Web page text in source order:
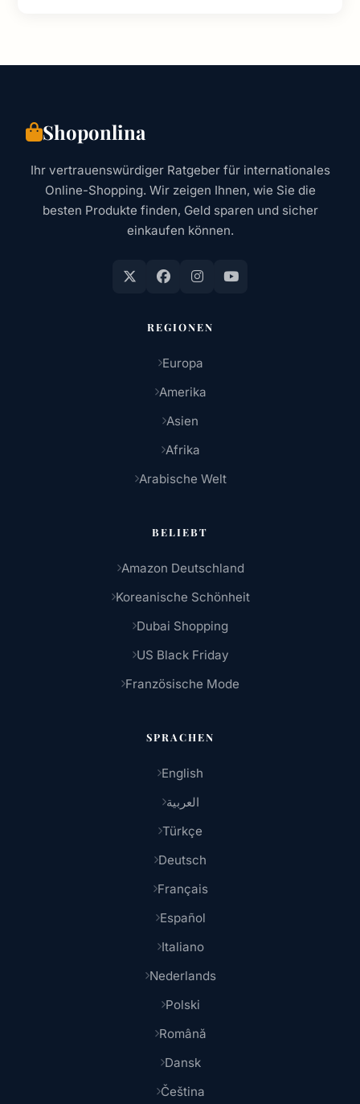
Shoponlina
Ihr vertrauenswürdiger Ratgeber für internationales
Online-Shopping. Wir zeigen Ihnen, wie Sie die
besten Produkte finden, Geld sparen und sicher
einkaufen können.
REGIONEN
Europa
Amerika
Asien
Afrika
Arabische Welt
BELIEBT
Amazon Deutschland
Koreanische Schönheit
Dubai Shopping
US Black Friday
Französische Mode
SPRACHEN
English
العربية
Türkçe
Deutsch
Français
Español
Italiano
Nederlands
Polski
Română
Dansk
Čeština